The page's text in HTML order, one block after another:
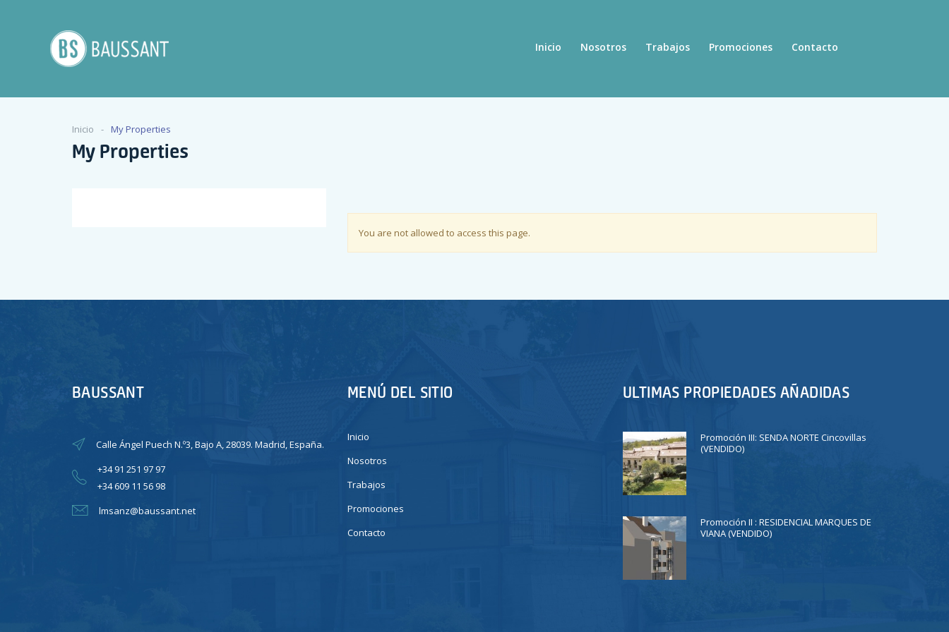
Inicio Nosotros Trabajos Promociones Contacto
Inicio My Properties
My Properties
You are not allowed to access this page.
BAUSSANT
Calle Ángel Puech N.º3, Bajo A, 28039. Madrid, España.
+34 91 251 97 97
+34 609 11 56 98
lmsanz@baussant.net
MENÚ DEL SITIO
Inicio
Nosotros
Trabajos
Promociones
Contacto
ULTIMAS PROPIEDADES AÑADIDAS
Promoción III: SENDA NORTE Cincovillas
(VENDIDO)
Promoción II : RESIDENCIAL MARQUES DE
VIANA (VENDIDO)